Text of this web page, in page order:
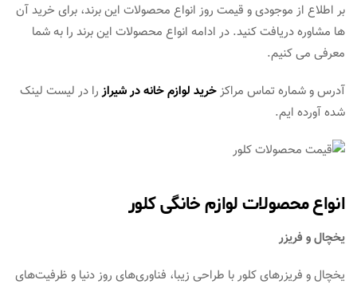
بر اطلاع از موجودی و قیمت روز انواع محصولات این برند، برای خرید آن
ها مشاوره دریافت کنید. در ادامه انواع محصولات این برند را به شما
معرفی می کنیم.
آدرس و شماره تماس مراکزخرید لوازم خانه در شیرازرا در لیست لینک
شده آورده ایم.
انواع محصولات لوازم خانگی کلور
یخچال و فریزر
یخچال و فریزرهای کلور با طراحی زیبا، فناوری‌های روز دنیا و ظرفیت‌های